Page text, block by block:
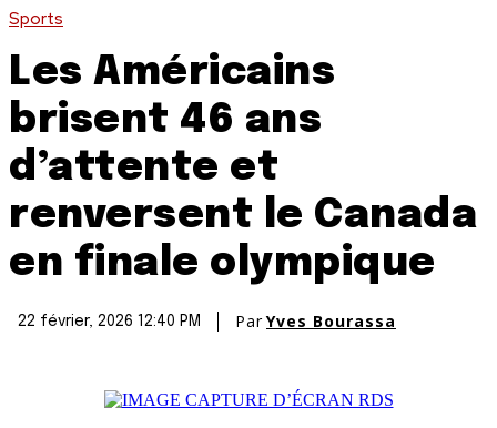
Sports
Les Américains
brisent 46 ans
d’attente et
renversent le Canada
en finale olympique
22 février, 2026 12:40 PM ParYves Bourassa